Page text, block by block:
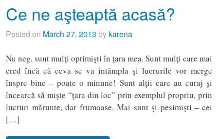
Ce ne aşteaptă acasă?
Posted on March 27, 2013 by karena
Nu neg, sunt mulţi optimişti în ţara mea. Sunt mulţi care mai
cred încă că ceva se va întâmpla şi lucrurile vor merge
înspre bine – poate o minune! Sunt alţii care au curaj şi
încearcă să mişte “ţara din loc” prin exemplul propriu, prin
lucruri mărunte, dar frumoase. Mai sunt şi pesimişti – cei
[…]